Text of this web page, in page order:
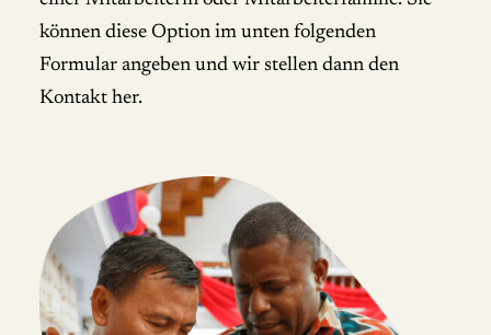
können diese Option im unten folgenden
Formular angeben und wir stellen dann den
Kontakt her.